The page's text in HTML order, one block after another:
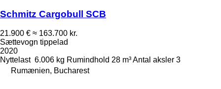
Schmitz Cargobull SCB
21.900 € ≈ 163.700 kr.
Sættevogn tippelad
2020
Nyttelast 6.006 kg Rumindhold 28 m³Antal aksler 3
Rumænien, Bucharest